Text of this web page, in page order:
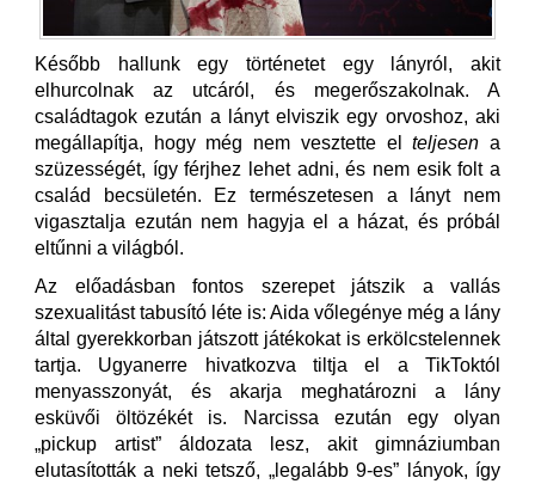
Később hallunk egy történetet egy lányról, akit
elhurcolnak az utcáról, és megerőszakolnak. A
családtagok ezután a lányt elviszik egy orvoshoz, aki
megállapítja, hogy még nem vesztette elteljesen a
szüzességét, így férjhez lehet adni, és nem esik folt a
család becsületén. Ez természetesen a lányt nem
vigasztalja ezután nem hagyja el a házat, és próbál
eltűnni a világból.
Az előadásban fontos szerepet játszik a vallás
szexualitást tabusító léte is: Aida vőlegénye még a lány
által gyerekkorban játszott játékokat is erkölcstelennek
tartja. Ugyanerre hivatkozva tiltja el a TikToktól
menyasszonyát, és akarja meghatározni a lány
esküvői öltözékét is. Narcissa ezután egy olyan
„pickup artist” áldozata lesz, akit gimnáziumban
elutasították a neki tetsző, „legalább 9-es” lányok, így